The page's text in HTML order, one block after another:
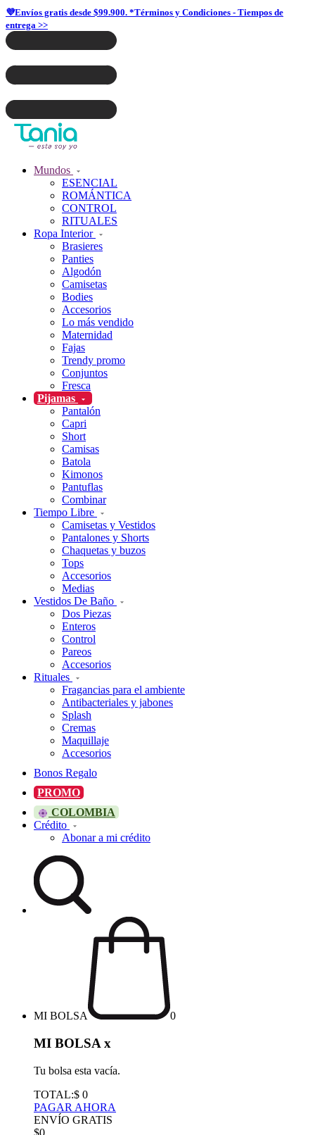
💜Envíos gratis desde $99.900. *Términos y Condiciones - Tiempos de
entrega >>
Mundos
ESENCIAL
ROMÁNTICA
CONTROL
RITUALES
Ropa Interior
Brasieres
Panties
Algodón
Camisetas
Bodies
Accesorios
Lo más vendido
Maternidad
Fajas
Trendy promo
Conjuntos
Fresca
Pijamas
Pantalón
Capri
Short
Camisas
Batola
Kimonos
Pantuflas
Combinar
Tiempo Libre
Camisetas y Vestidos
Pantalones y Shorts
Chaquetas y buzos
Tops
Accesorios
Medias
Vestidos De Baño
Dos Piezas
Enteros
Control
Pareos
Accesorios
Rituales
Fragancias para el ambiente
Antibacteriales y jabones
Splash
Cremas
Maquillaje
Accesorios
Bonos Regalo
PROMO
COLOMBIA
Crédito
Abonar a mi crédito
MI BOLSA 0
MI BOLSA x
Tu bolsa esta vacía.
TOTAL:$ 0
PAGAR AHORA
ENVÍO GRATIS
$0